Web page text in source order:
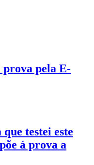
pela E-
testei este
à prova a